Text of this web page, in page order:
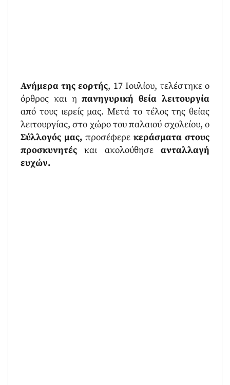
Ανήμερα της εορτής, 17 Ιουλίου, τελέστηκε ο
όρθρος και ηπανηγυρική θεία λειτουργία
από τους ιερείς μας. Μετά το τέλος της θείας
λειτουργίας, στο χώρο του παλαιού σχολείου, ο
Σύλλογός μας, προσέφερε κεράσματα στους
προσκυνητές και ακολούθησε ανταλλαγή
ευχών.